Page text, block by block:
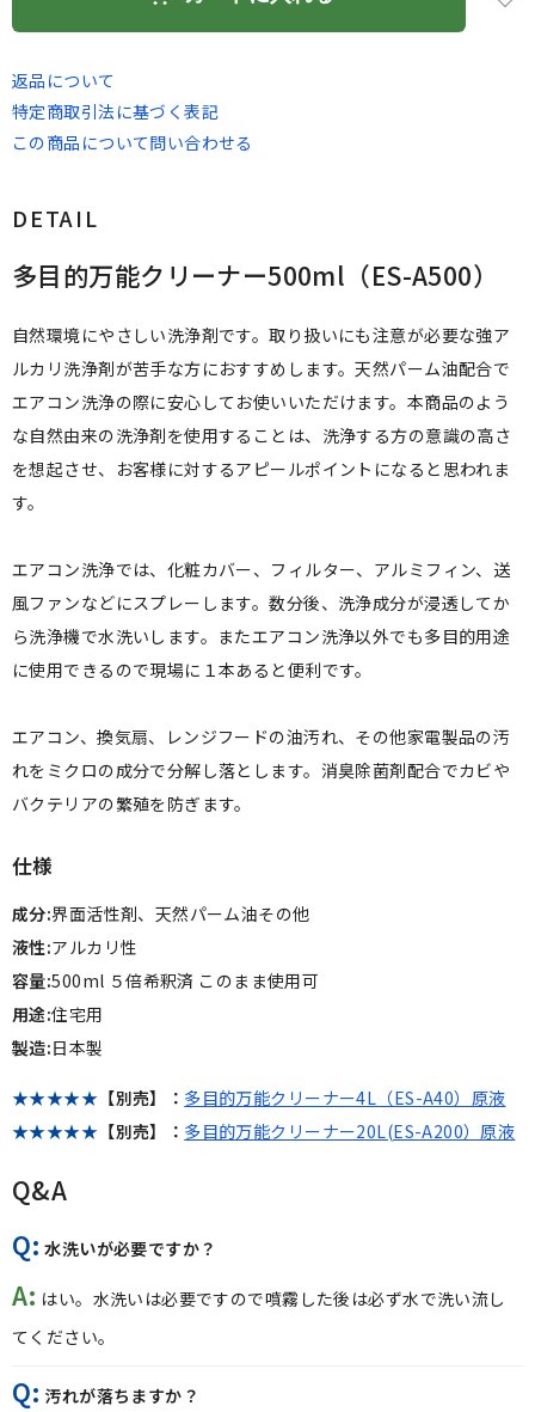
返品について
特定商取引法に基づく表記
この商品について問い合わせる
DETAIL
多目的万能クリーナー500ml（ES-A500）
自然環境にやさしい洗浄剤です。取り扱いにも注意が必要な強ア
ルカリ洗浄剤が苦手な方におすすめします。天然パーム油配合で
エアコン洗浄の際に安心してお使いいただけます。本商品のよう
な自然由来の洗浄剤を使用することは、洗浄する方の意識の高さ
を想起させ、お客様に対するアピールポイントになると思われま
す。
エアコン洗浄では、化粧カバー、フィルター、アルミフィン、送
風ファンなどにスプレーします。数分後、洗浄成分が浸透してか
ら洗浄機で水洗いします。またエアコン洗浄以外でも多目的用途
に使用できるので現場に１本あると便利です。
エアコン、換気扇、レンジフードの油汚れ、その他家電製品の汚
れをミクロの成分で分解し落とします。消臭除菌剤配合でカビや
バクテリアの繁殖を防ぎます。
仕様
成分:界面活性剤、天然パーム油その他
液性:アルカリ性
容量:500ml ５倍希釈済 このまま使用可
用途:住宅用
製造:日本製
★★★★★ 【別売】： 多目的万能クリーナー4L（ES-A40）原液
★★★★★ 【別売】： 多目的万能クリーナー20L(ES-A200）原液
Q&A
Q: 水洗いが必要ですか？
A: はい。水洗いは必要ですので噴霧した後は必ず水で洗い流し
てください。
Q: 汚れが落ちますか？